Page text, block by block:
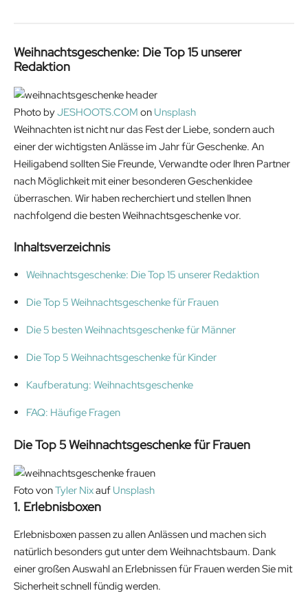
Weihnachtsgeschenke: Die Top 15 unserer
Redaktion
Photo byJESHOOTS.COM on Unsplash
Weihnachten ist nicht nur das Fest der Liebe, sondern auch
einer der wichtigsten Anlässe im Jahr für Geschenke. An
Heiligabend sollten Sie Freunde, Verwandte oder Ihren Partner
nach Möglichkeit mit einer besonderen Geschenkidee
überraschen. Wir haben recherchiert und stellen Ihnen
nachfolgend die besten Weihnachtsgeschenke vor.
Inhaltsverzeichnis
Weihnachtsgeschenke: Die Top 15 unserer Redaktion
Die Top 5 Weihnachtsgeschenke für Frauen
Die 5 besten Weihnachtsgeschenke für Männer
Die Top 5 Weihnachtsgeschenke für Kinder
Kaufberatung: Weihnachtsgeschenke
FAQ: Häufige Fragen
Die Top 5 Weihnachtsgeschenke für Frauen
Foto vonTyler Nixauf Unsplash
1. Erlebnisboxen
Erlebnisboxen passen zu allen Anlässen und machen sich
natürlich besonders gut unter dem Weihnachtsbaum. Dank
einer großen Auswahl an Erlebnissen für Frauen werden Sie mit
Sicherheit schnell fündig werden.